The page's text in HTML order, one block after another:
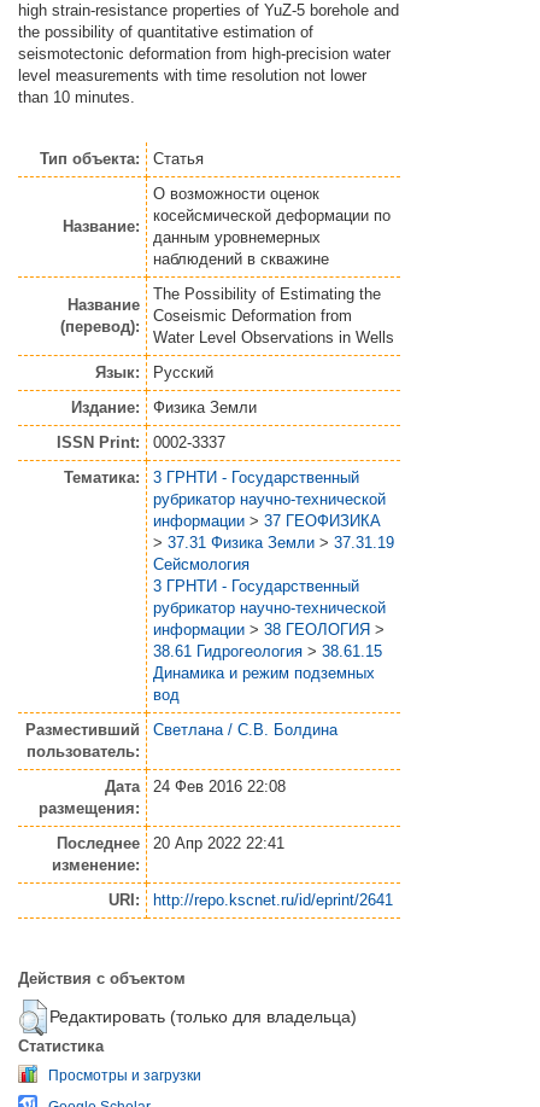
high strain-resistance properties of YuZ-5 borehole and
the possibility of quantitative estimation of
seismotectonic deformation from high-precision water
level measurements with time resolution not lower
than 10 minutes.
Тип объекта: Статья
Название:
О возможности оценок
косейсмической деформации по
данным уровнемерных
наблюдений в скважине
Название
(перевод):
The Possibility of Estimating the
Coseismic Deformation from
Water Level Observations in Wells
Язык:
Русский
Издание:
Физика Земли
ISSN Print:
0002-3337
Тематика:
3 ГРНТИ - Государственный
рубрикатор научно-технической
информации > 37 ГЕОФИЗИКА
> 37.31 Физика Земли > 37.31.19
Сейсмология
3 ГРНТИ - Государственный
рубрикатор научно-технической
информации > 38 ГЕОЛОГИЯ >
38.61 Гидрогеология > 38.61.15
Динамика и режим подземных
вод
Разместивший
пользователь:
Светлана / С.В. Болдина
Дата
размещения:
24 Фев 2016 22:08
Последнее
изменение:
20 Апр 2022 22:41
URI: http://repo.kscnet.ru/id/eprint/2641
Действия с объектом
Редактировать (только для владельца)
Статистика
Просмотры и загрузки